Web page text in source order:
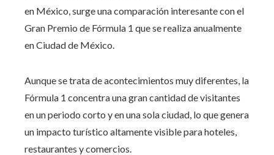
en México, surge una comparación interesante con el
Gran Premio de Fórmula 1 que se realiza anualmente
en Ciudad de México.
Aunque se trata de acontecimientos muy diferentes, la
Fórmula 1 concentra una gran cantidad de visitantes
en un periodo corto y en una sola ciudad, lo que genera
un impacto turístico altamente visible para hoteles,
restaurantes y comercios.